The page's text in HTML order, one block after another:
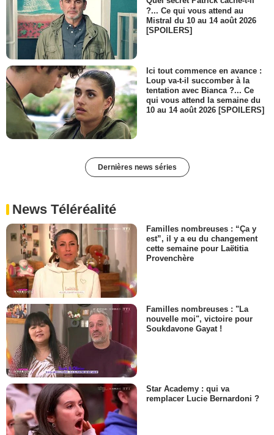
?... Ce qui vous attend au
Mistral du 10 au 14 août 2026
[SPOILERS]
Ici tout commence en avance :
Loup va-t-il succomber à la
tentation avec Bianca ?... Ce
qui vous attend la semaine du
10 au 14 août 2026 [SPOILERS]
Dernières news séries
News Téléréalité
Familles nombreuses : “Ça y
est”, il y a eu du changement
cette semaine pour Laëtitia
Provenchère
Familles nombreuses : "La
nouvelle moi", victoire pour
Soukdavone Gayat !
Star Academy : qui va
remplacer Lucie Bernardoni ?